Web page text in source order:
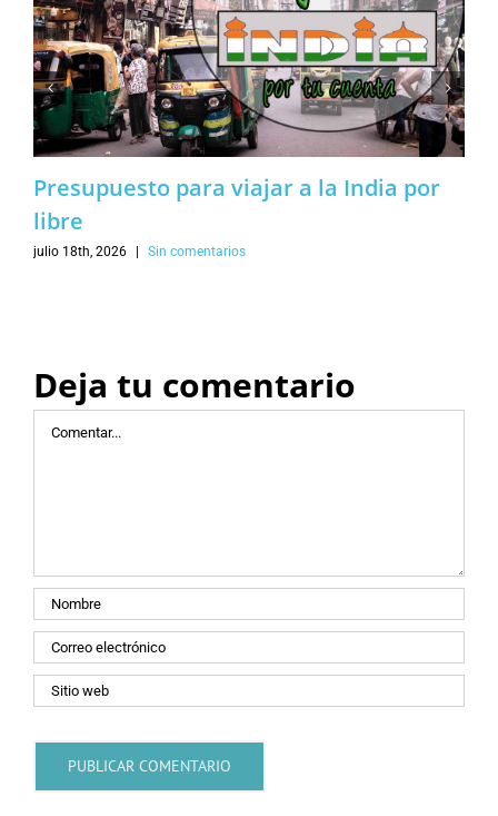
Presupuesto para viajar a la India por
libre
julio 18th, 2026 | Sin comentarios
Deja tu comentario
Comentar